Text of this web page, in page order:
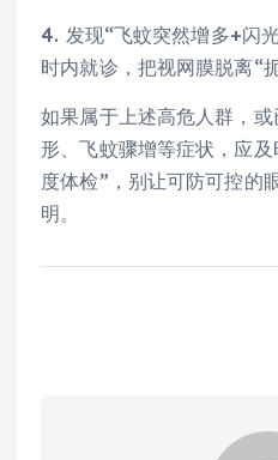
4. 发现“飞蚊突然增多+闪
时内就诊，把视网膜脱离“
如果属于上述高危人群，
形、飞蚊骤增等症状，应
度体检”，别让可防可控的
明。